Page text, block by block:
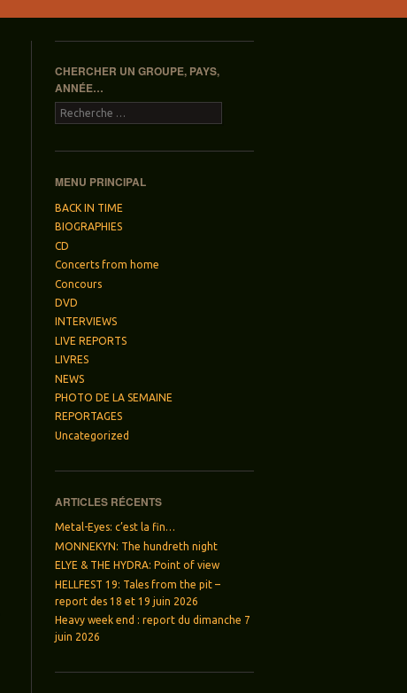
CHERCHER UN GROUPE, PAYS,
ANNÉE…
Recherche
MENU PRINCIPAL
BACK IN TIME
BIOGRAPHIES
CD
Concerts from home
Concours
DVD
INTERVIEWS
LIVE REPORTS
LIVRES
NEWS
PHOTO DE LA SEMAINE
REPORTAGES
Uncategorized
ARTICLES RÉCENTS
Metal-Eyes: c’est la fin…
MONNEKYN: The hundreth night
ELYE & THE HYDRA: Point of view
HELLFEST 19: Tales from the pit –
report des 18 et 19 juin 2026
Heavy week end : report du dimanche 7
juin 2026